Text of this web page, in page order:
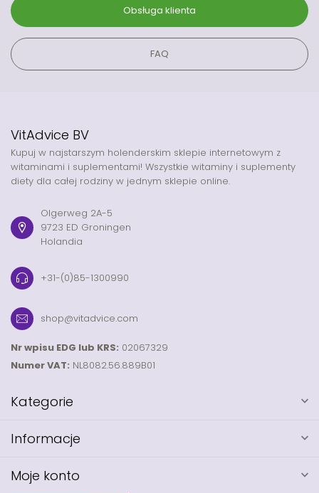
Obsługa klienta
FAQ
VitAdvice BV
Kupuj w najstarszym holenderskim sklepie internetowym z
witaminami i suplementami! Wszystkie witaminy i suplementy
diety dla całej rodziny w jednym sklepie online.
Olgerweg 2A-5
9723 ED Groningen
Holandia
+31-(0)85-1300990
shop@vitadvice.com
Nr wpisu EDG lub KRS: 02067329
Numer VAT: NL8082.56.889B01
Kategorie
Informacje
Moje konto